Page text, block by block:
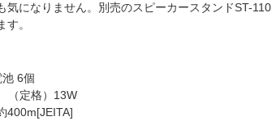
気になりません。別売のスピーカースタンドST-110
。
6個
（定格）13W
400m[JEITA]